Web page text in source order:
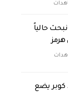
نبحث حالياً
كوبر يضع